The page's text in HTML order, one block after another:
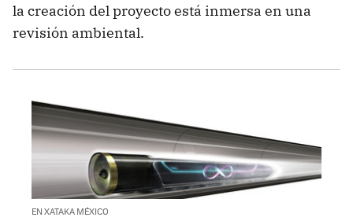
la creación del proyecto está inmersa en una
revisión ambiental.
EN XATAKA MÉXICO